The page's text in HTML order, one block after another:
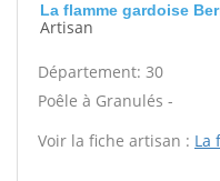
La flamme gardoise
Artisan
Département: 30
Poêle à Granulés -
Voir la fiche artisan : La